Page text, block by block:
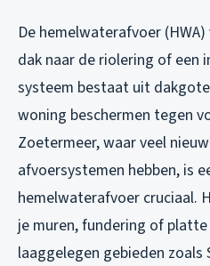
De hemelwaterafvoer
dak naar de riolering of
systeem bestaat uit
woning beschermen tegen
Zoetermeer, waar veel
afvoersystemen hebben, is
hemelwaterafvoer cruciaal.
je muren, fundering of
laaggelegen gebieden zoals